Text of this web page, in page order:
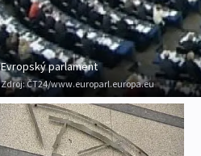
Evropský parlament
Zdroj:ČT24/www.europarl.europa.eu